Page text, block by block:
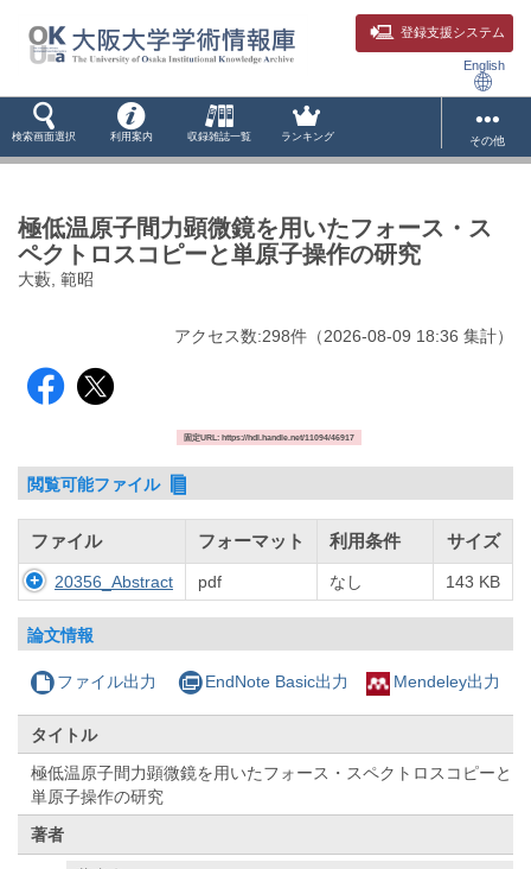
登録支援システム
English
検索画面選択 利用案内 収録雑誌一覧 ランキング その他
極低温原子間力顕微鏡を用いたフォース・ス
ペクトロスコピーと単原子操作の研究
大藪, 範昭
アクセス数:298件 （2026-08-09 18:36 集計）
固定URL: https://hdl.handle.net/11094/46917
閲覧可能ファイル
ファイル フォーマット 利用条件 サイズ
20356_Abstract pdf なし 143 KB
論文情報
ファイル出力 EndNote Basic出力 Mendeley出力
タイトル
極低温原子間力顕微鏡を用いたフォース・スペクトロスコピーと
単原子操作の研究
著者